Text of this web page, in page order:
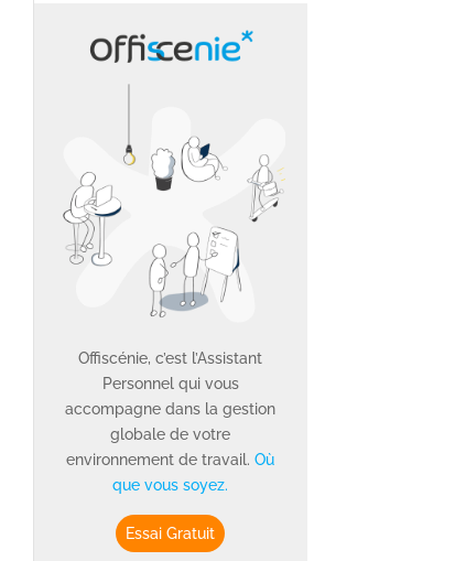
Offiscénie, c’est l’Assistant
Personnel qui vous
accompagne dans la gestion
globale de votre
environnement de travail.Où
que vous soyez.
Essai Gratuit